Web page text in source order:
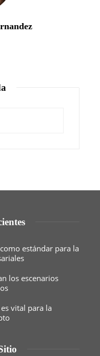
estándar para la
los escenarios
vital para la